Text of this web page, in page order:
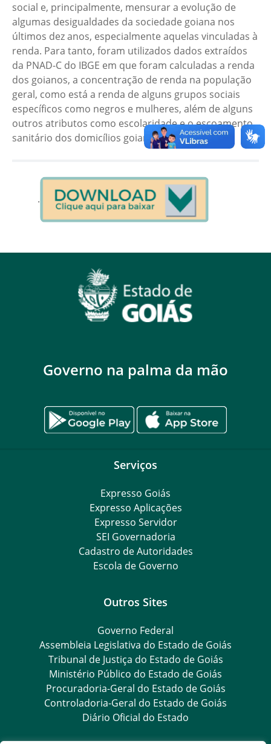
social e, principalmente, mensurar a evolução de
algumas desigualdades da sociedade goiana nos
últimos dez anos, especialmente aquelas vinculadas à
renda. Para tanto, foram utilizados dados extraídos
da PNAD-C do IBGE em que foram calculadas a renda
dos goianos, a concentração de renda na população
geral, como está a renda de alguns grupos sociais
específicos como negros e mulheres, além de alguns
outros atributos como escolaridade e o escoamento
sanitário dos domicílios goianos.
.
Governo na palma da mão
Serviços
Expresso Goiás
Expresso Aplicações
Expresso Servidor
SEI Governadoria
Cadastro de Autoridades
Escola de Governo
Outros Sites
Governo Federal
Assembleia Legislativa do Estado de Goiás
Tribunal de Justiça do Estado de Goiás
Ministério Público do Estado de Goiás
Procuradoria-Geral do Estado de Goiás
Controladoria-Geral do Estado de Goiás
Diário Oficial do Estado